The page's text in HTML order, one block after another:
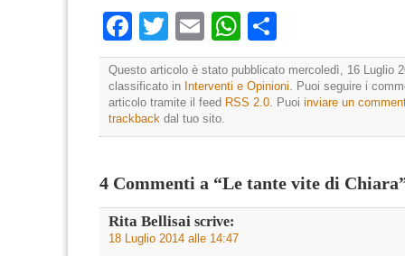
Facebook
TwitterEmailWhatsApp
Questo articolo è stato pubblicato mercoledì, 16 Luglio
classificato in Interventi e Opinioni . Puoi seguire i
articolo tramite il feed RSS 2.0 . Puoi inviare un
trackback dal tuo sito.
4 Commenti a “Le tante vite di
Rita Bellisai scrive:
18 Luglio 2014 alle 14:47